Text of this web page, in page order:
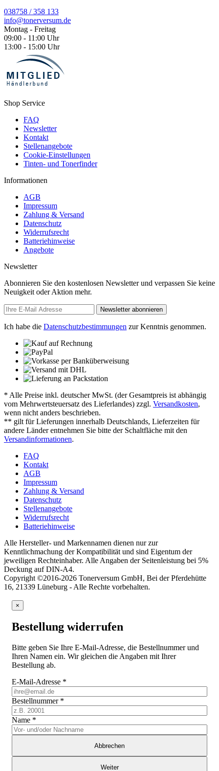
038758 / 358 133
info@tonerversum.de
Montag - Freitag
09:00 - 11:00 Uhr
13:00 - 15:00 Uhr
Shop Service
FAQ
Newsletter
Kontakt
Stellenangebote
Cookie-Einstellungen
Tinten- und Tonerfinder
Informationen
AGB
Impressum
Zahlung & Versand
Datenschutz
Widerrufsrecht
Batteriehinweise
Angebote
Newsletter
Abonnieren Sie den kostenlosen Newsletter und verpassen Sie keine
Neuigkeit oder Aktion mehr.
Newsletter abonnieren
Ich habe die Datenschutzbestimmungen zur Kenntnis genommen.
* Alle Preise inkl. deutscher MwSt. (der Gesamtpreis ist abhängig
vom Mehrwertsteuersatz des Lieferlandes) zzgl. Versandkosten,
wenn nicht anders beschrieben.
** gilt für Lieferungen innerhalb Deutschlands, Lieferzeiten für
andere Länder entnehmen Sie bitte der Schaltfläche mit den
Versandinformationen.
FAQ
Kontakt
AGB
Impressum
Zahlung & Versand
Datenschutz
Stellenangebote
Widerrufsrecht
Batteriehinweise
Alle Hersteller- und Markennamen dienen nur zur
Kenntlichmachung der Kompatibilität und sind Eigentum der
jeweiligen Rechteinhaber. Alle Angaben der Seitenleistung bei 5%
Deckung auf DIN-A4.
Copyright ©2016-2026 Tonerversum GmbH, Bei der Pferdehütte
16, 21339 Lüneburg - Alle Rechte vorbehalten.
×
Bestellung widerrufen
Bitte geben Sie Ihre E-Mail-Adresse, die Bestellnummer und
Ihren Namen ein. Wir gleichen die Angaben mit Ihrer
Bestellung ab.
E-Mail-Adresse *
Bestellnummer *
Name *
Abbrechen
Weiter